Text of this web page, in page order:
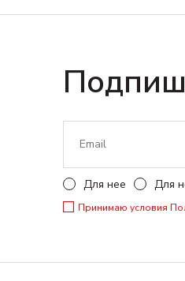
Для нее Для
Принимаю условия